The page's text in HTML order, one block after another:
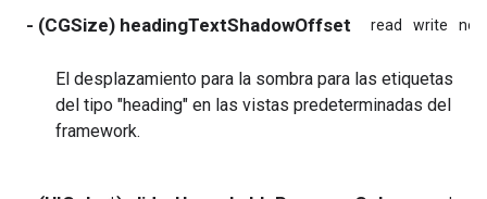
- (CGSize) headingTextShadowOffset read write
El desplazamiento para la sombra para las etiquetas
del tipo "heading" en las vistas predeterminadas del
framework.